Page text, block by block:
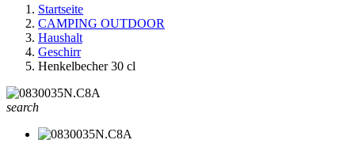
Startseite
CAMPING OUTDOOR
Haushalt
Geschirr
Henkelbecher 30 cl
search